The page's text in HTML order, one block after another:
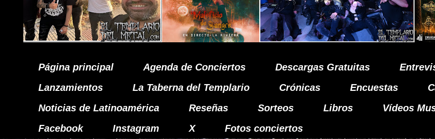
Página principal Agenda de Conciertos Descargas Gratuitas
Lanzamientos
La Taberna del Templario Crónicas Encuestas
Noticias de Latinoamérica
Reseñas Sorteos Libros Vídeos
Facebook
Instagram X Fotos conciertos